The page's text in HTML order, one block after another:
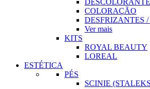
COLORAÇÃO
DESFRIZANTES
Ver mais
KITS
ROYAL BEAUTY
LOREAL
ESTÉTICA
PÉS
SCINIE